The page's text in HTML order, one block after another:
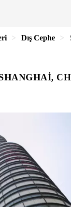
Dış Cephe